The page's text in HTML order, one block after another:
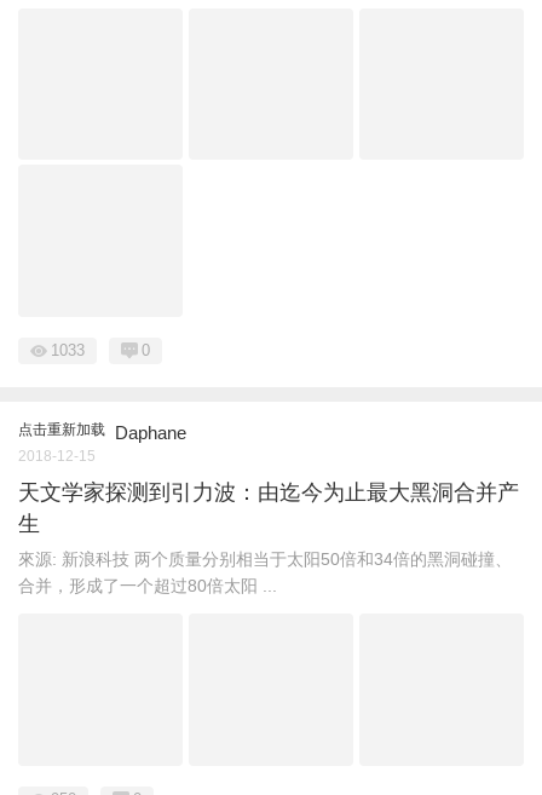
1033 0
点击重新加载 Daphane
2018-12-15
天文学家探测到引力波：由迄今为止最大黑洞合并产
生
來源: 新浪科技 两个质量分别相当于太阳50倍和34倍的黑洞碰撞、
合并，形成了一个超过80倍太阳 ...